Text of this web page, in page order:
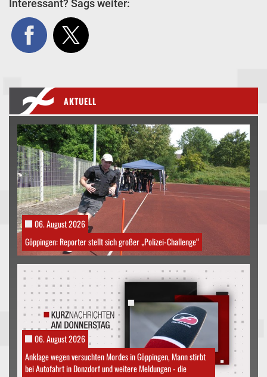
Interessant? Sags weiter:
AKTUELL
06. August 2026
Göppingen: Reporter stellt sich großer „Polizei-Challenge“
06. August 2026
Anklage wegen versuchten Mordes in Göppingen, Mann stirbt
bei Autofahrt in Donzdorf und weitere Meldungen - die